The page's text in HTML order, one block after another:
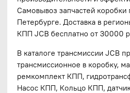
Самовывоз запчастей коробки
Петербурге. Доставка в
КПП JCB бесплатно от 30000
В каталоге трансмиссии JCB
трансмиссионное в коробку,
ремкомплект КПП,
Насос КПП, Кольцо КПП,